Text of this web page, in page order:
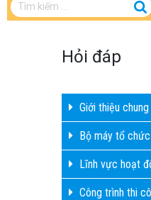
Hỏi đáp
Giới thiệu chung
Bộ máy tổ chức
Lĩnh vực hoạt
Công trình thi